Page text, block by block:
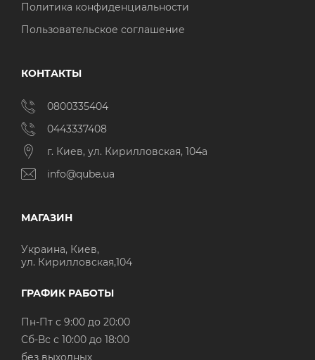
Политика конфиденциальности
Пользовательское соглашение
КОНТАКТЫ
0800335404
0443337408
г. Киев, ул. Кирилловская, 104а
info@qube.ua
МАГАЗИН
Украина, Киев,
ул. Кирилловская,104
ГРАФИК РАБОТЫ
Пн-Пт с 9:00 до 20:00
Cб-Вс с 10:00 до 18:00
без выходных